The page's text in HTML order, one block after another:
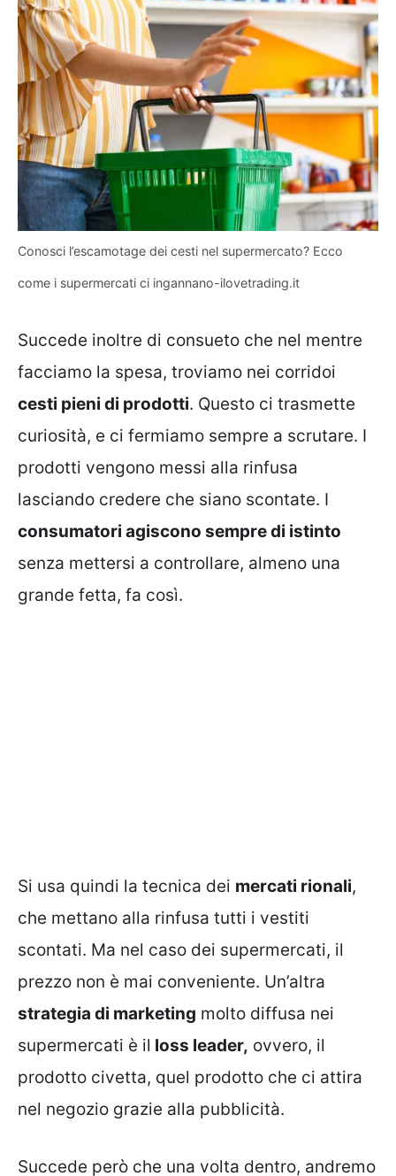
Conosci l’escamotage dei cesti nel supermercato? Ecco
come i supermercati ci ingannano-ilovetrading.it
Succede inoltre di consueto che nel mentre
facciamo la spesa, troviamo nei corridoi
cesti pieni di prodotti. Questo ci trasmette
curiosità, e ci fermiamo sempre a scrutare. I
prodotti vengono messi alla rinfusa
lasciando credere che siano scontate. I
consumatori agiscono sempre di istinto
senza mettersi a controllare, almeno una
grande fetta, fa così.
Si usa quindi la tecnica dei mercati rionali,
che mettano alla rinfusa tutti i vestiti
scontati. Ma nel caso dei supermercati, il
prezzo non è mai conveniente. Un’altra
strategia di marketing molto diffusa nei
supermercati è il loss leader, ovvero, il
prodotto civetta, quel prodotto che ci attira
nel negozio grazie alla pubblicità.
Succede però che una volta dentro, andremo